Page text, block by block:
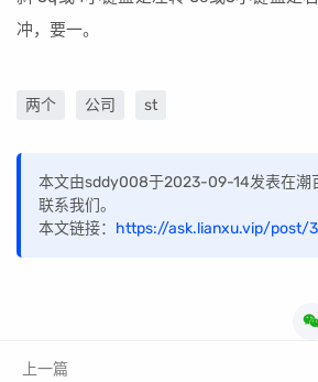
冲，要一。
两个 公司 st
本文由sddy008于2023-09-14发表在潮
联系我们。
本文链接： https://ask.lianxu.vip/post/
上一篇